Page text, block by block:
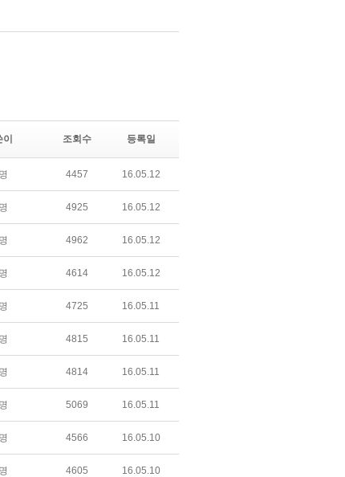
조회수 등록일
4457 16.05.12
4925 16.05.12
4962 16.05.12
4614 16.05.12
4725 16.05.11
4815 16.05.11
4814 16.05.11
5069 16.05.11
4566 16.05.10
4605 16.05.10